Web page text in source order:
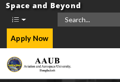
Space and Beyond
Apply Now